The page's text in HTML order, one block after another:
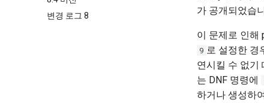
변경 로그 8
가 공개되었습
이 문제로 인해
9 로 설정한 경
연시킬 수 없기
는 DNF 명령에
하거나 생성하